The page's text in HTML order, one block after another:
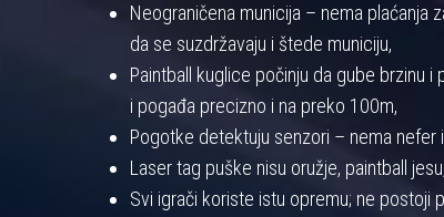
Neograničena municija – nema plaćanja
da se suzdržavaju i štede municiju,
Paintball kuglice počinju da gube brzinu
i pogađa precizno i na preko 100m,
Pogotke detektuju senzori – nema nefer
Laser tag puške nisu oružje, paintball jesu,
Svi igrači koriste istu opremu; ne postoji